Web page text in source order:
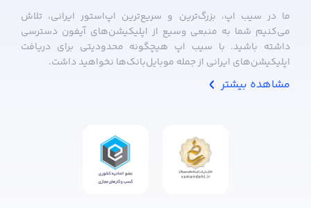
ما در سیب ‌اپ، بزرگ‌ترین و سریع‌ترین اپ‌استور ایرانی، تلاش
می‌کنیم شما به منبعی وسیع از اپلیکیشن‌های آیفون دسترسی
داشته باشید. با سیب ‌اپ هیچگونه محدودیتی برای دریافت
اپلیکیشن‌های ایرانی از جمله موبایل‌بانک‌ها نخواهید داشت.
مشاهده بیشتر